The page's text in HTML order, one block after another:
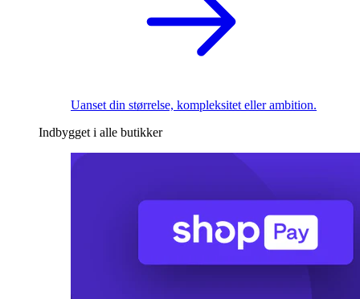
Uanset din størrelse, kompleksitet eller ambition.
Indbygget i alle butikker